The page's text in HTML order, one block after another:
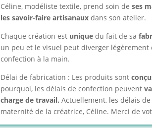
Céline, modéliste textile, prend soin deses
les savoir-faire artisanaux dans son atelier.
Chaque création est unique du fait de sa
un peu et le visuel peut diverger
confection à la main.
Délai de fabrication : Les produits sont
pourquoi, les délais de confection peuvent
charge de travail. Actuellement, les délais
maternité de la créatrice, Céline. Merci de